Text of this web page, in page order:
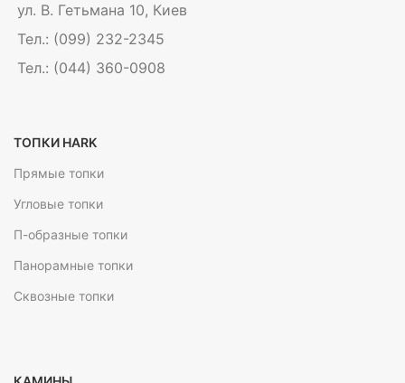
ул. В. Гетьмана 10, Киев
Тел.: (099) 232-2345
Тел.: (044) 360-0908
ТОПКИ HARK
Прямые топки
Угловые топки
П-образные топки
Панорамные топки
Сквозные топки